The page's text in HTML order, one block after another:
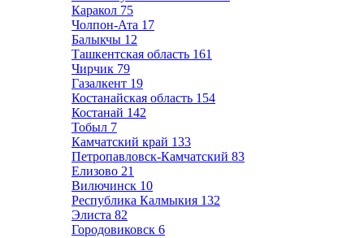
Каракол 75
Чолпон-Ата 17
Балыкчы 12
Ташкентская область 161
Чирчик 79
Газалкент 19
Костанайская область 154
Костанай 142
Тобыл 7
Камчатский край 133
Петропавловск-Камчатский 83
Елизово 21
Вилючинск 10
Республика Калмыкия 132
Элиста 82
Городовиковск 6